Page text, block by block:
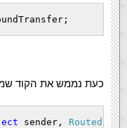
כעת נממש את הקוד
sender,